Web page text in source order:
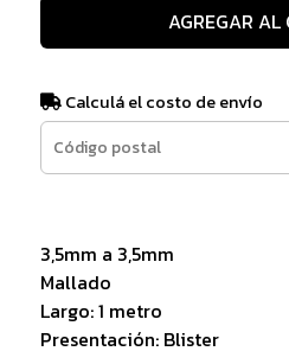
AGREGAR AL
Calculá el costo de envío
3,5mm a 3,5mm
Mallado
Largo: 1 metro
Presentación: Blister